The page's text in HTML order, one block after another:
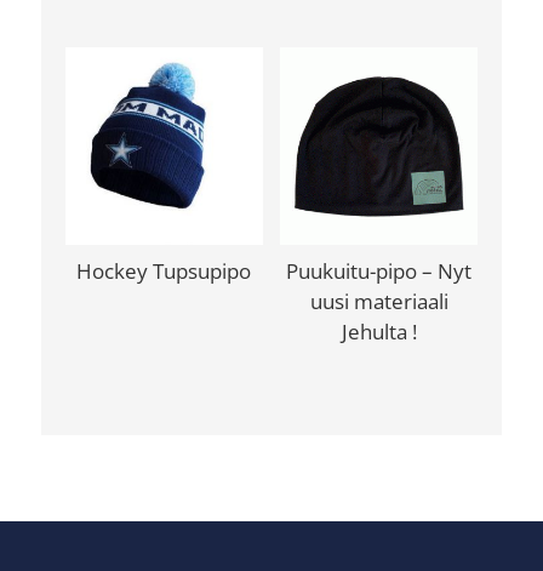
Hockey Tupsupipo
Puukuitu-pipo – Nyt
uusi materiaali
Jehulta !